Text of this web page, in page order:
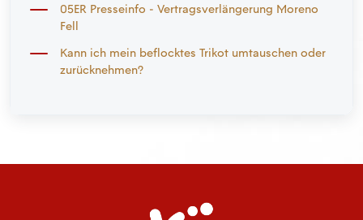
05ER Presseinfo - Vertragsverlängerung Moreno
Fell
Kann ich mein beflocktes Trikot umtauschen oder
zurücknehmen?